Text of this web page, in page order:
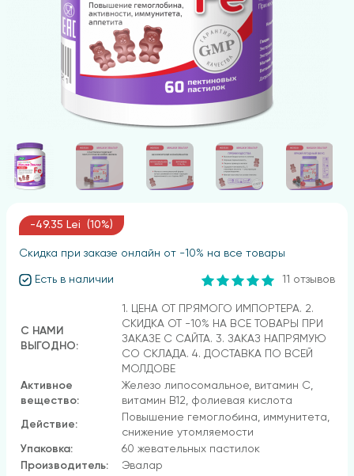
-49.35 Lei (10%)
Скидка при заказе онлайн от -10% на все товары
Есть в наличии 11 отзывов
С НАМИ
ВЫГОДНО:
1. ЦЕНА ОТ ПРЯМОГО ИМПОРТЕРА. 2.
СКИДКА ОТ -10% НА ВСЕ ТОВАРЫ ПРИ
ЗАКАЗЕ С САЙТА. 3. ЗАКАЗ НАПРЯМУЮ
СО СКЛАДА. 4. ДОСТАВКА ПО ВСЕЙ
МОЛДОВЕ
Активное
вещество:
Железо липосомальное, витамин С,
витамин В12, фолиевая кислота
Действие:
Повышение гемоглобина, иммунитета,
снижение утомляемости
Упаковка:
60 жевательных пастилок
Производитель:
Эвалар